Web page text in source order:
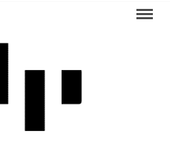
Menu